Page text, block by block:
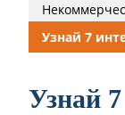
Узнай 7
Узнай